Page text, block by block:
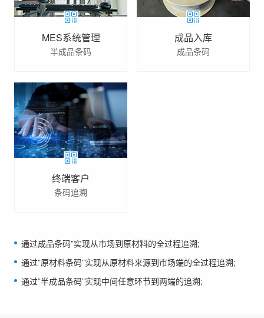
MES系统管理
半成品条码
成品入库
成品条码
终端客户
条码追溯
通过成品条码”实现从市场到原材料的全过程追溯;
通过”原材料条码”实现从原材料来源到市场端的全过程追溯;
通过”半成品条码”实现中间任意环节到两端的追溯;